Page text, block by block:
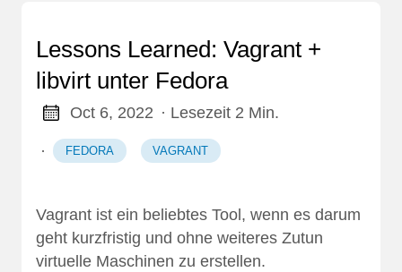
Lessons Learned: Vagrant +
libvirt unter Fedora
Oct 6, 2022 · Lesezeit 2 Min.
· FEDORA VAGRANT
Vagrant ist ein beliebtes Tool, wenn es darum
geht kurzfristig und ohne weiteres Zutun
virtuelle Maschinen zu erstellen.